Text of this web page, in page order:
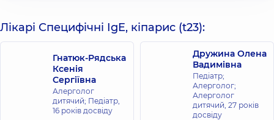
Лікарі Специфічні IgE, кіпарис (t23):
Гнатюк-Рядська
Ксенія
Сергіївна
Алерголог
дитячий; Педіатр,
16 років досвіду
Дружина Олена
Вадимівна
Педіатр;
Алерголог;
Алерголог
дитячий, 27 років
досвіду